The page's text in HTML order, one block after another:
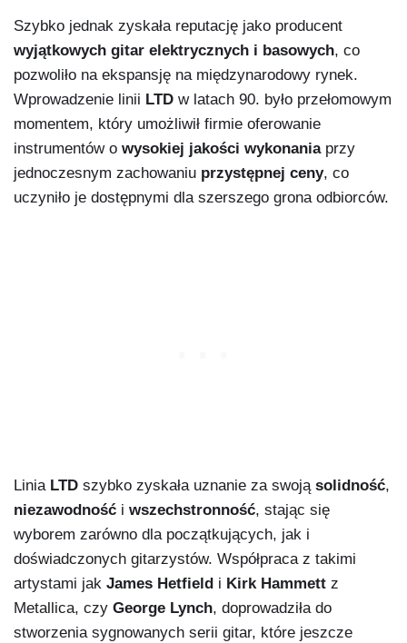
Szybko jednak zyskała reputację jako producent
wyjątkowych gitar elektrycznych i basowych, co
pozwoliło na ekspansję na międzynarodowy rynek.
Wprowadzenie linii LTD w latach 90. było przełomowym
momentem, który umożliwił firmie oferowanie
instrumentów o wysokiej jakości wykonaniaprzy
jednoczesnym zachowaniu przystępnej ceny, co
uczyniło je dostępnymi dla szerszego grona odbiorców.
Linia LTD szybko zyskała uznanie za swoją solidność,
niezawodność i wszechstronność, stając się
wyborem zarówno dla początkujących, jak i
doświadczonych gitarzystów. Współpraca z takimi
artystami jak James Hetfield i Kirk Hammett z
Metallica, czy George Lynch, doprowadziła do
stworzenia sygnowanych serii gitar, które jeszcze